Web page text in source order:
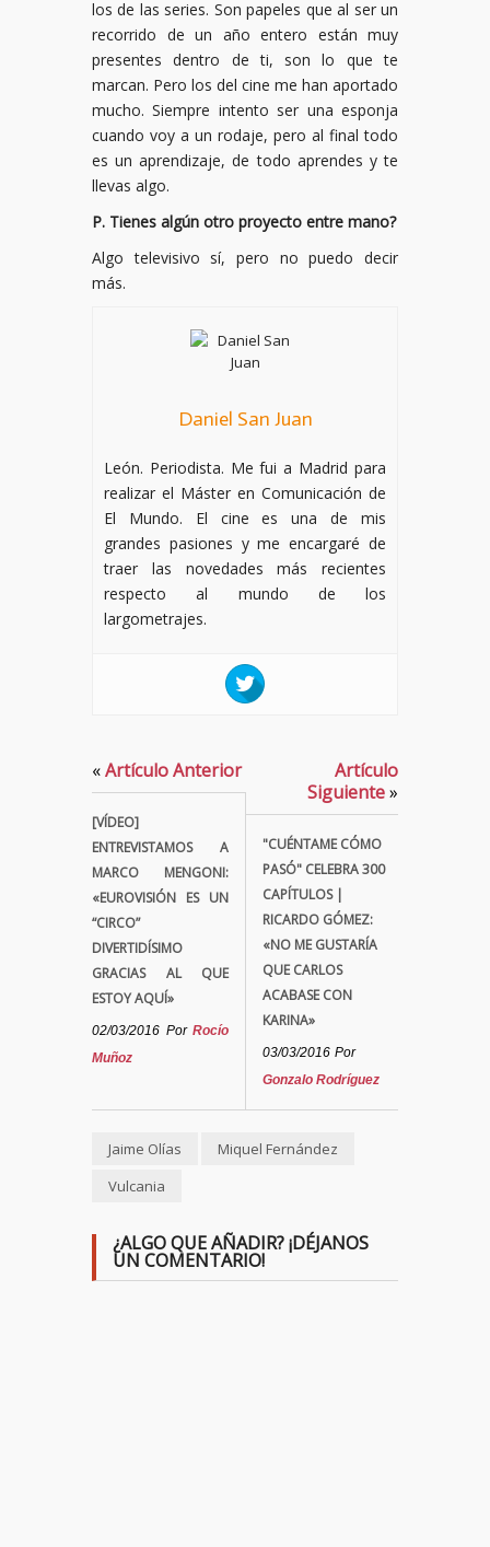
los de las series. Son papeles que al ser un
recorrido de un año entero están muy
presentes dentro de ti, son lo que te
marcan. Pero los del cine me han aportado
mucho. Siempre intento ser una esponja
cuando voy a un rodaje, pero al final todo
es un aprendizaje, de todo aprendes y te
llevas algo.
P. Tienes algún otro proyecto entre mano?
Algo televisivo sí, pero no puedo decir
más.
Daniel San Juan
León. Periodista. Me fui a Madrid para
realizar el Máster en Comunicación de
El Mundo. El cine es una de mis
grandes pasiones y me encargaré de
traer las novedades más recientes
respecto al mundo de los
largometrajes.
«Artículo Anterior
[VÍDEO]
ENTREVISTAMOS A
MARCO MENGONI:
«EUROVISIÓN ES UN
“CIRCO”
DIVERTIDÍSIMO
GRACIAS AL QUE
ESTOY AQUÍ»
02/03/2016 Por Rocío
Muñoz
Artículo
Siguiente»
"CUÉNTAME CÓMO
PASÓ" CELEBRA 300
CAPÍTULOS |
RICARDO GÓMEZ:
«NO ME GUSTARÍA
QUE CARLOS
ACABASE CON
KARINA»
03/03/2016 Por
Gonzalo Rodríguez
Jaime Olías
Miquel Fernández
Vulcania
¿ALGO QUE AÑADIR? ¡DÉJANOS
UN COMENTARIO!